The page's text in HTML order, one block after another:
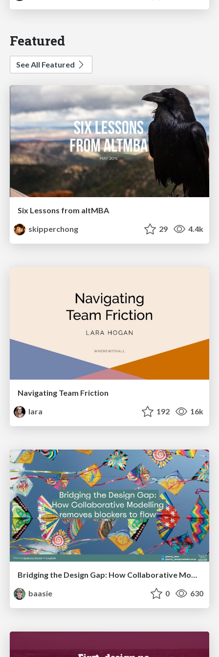
Featured
See All Featured
Six Lessons from altMBA
skipperchong
29 4.4k
Navigating Team Friction
lara
192 16k
Bridging the Design Gap: How Collaborative Modelling removes blockers to flow between stakeholders and teams @FastFlow conf
baasie
0 630